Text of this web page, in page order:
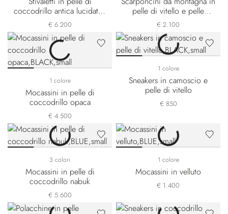
coccodrillo antica lucidati a
mano
€ 6.200
pelle di vitello e pelle
scamosciata
€ 2.100
1 colore
Mocassini in pelle di
coccodrillo opaca
€ 4.500
1 colore
Sneakers in camoscio e
pelle di vitello
€ 850
3 colori
Mocassini in pelle di
coccodrillo nabuk
€ 5.600
1 colore
Mocassini in velluto
€ 1.400